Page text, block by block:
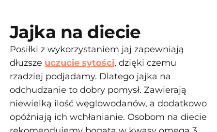
Jajka na diecie
Posiłki z wykorzystaniem jaj zapewniają
dłuższe uczucie sytości, dzięki czemu
rzadziej podjadamy. Dlatego jajka na
odchudzanie to dobry pomysł. Zawierają
niewielką ilość węglowodanów, a dodatkowo
opóźniają ich wchłanianie. Osobom na diecie